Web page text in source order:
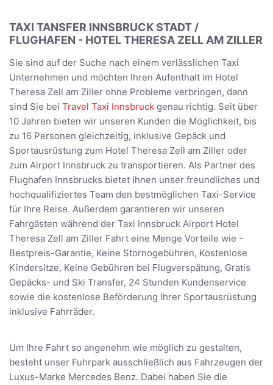
TAXI TANSFER INNSBRUCK STADT /
FLUGHAFEN - HOTEL THERESA ZELL AM ZILLER
Sie sind auf der Suche nach einem verlässlichen Taxi
Unternehmen und möchten Ihren Aufenthalt im Hotel
Theresa Zell am Ziller ohne Probleme verbringen, dann
sind Sie bei Travel Taxi Innsbruck genau richtig. Seit über
10 Jahren bieten wir unseren Kunden die Möglichkeit, bis
zu 16 Personen gleichzeitig, inklusive Gepäck und
Sportausrüstung zum Hotel Theresa Zell am Ziller oder
zum Airport Innsbruck zu transportieren. Als Partner des
Flughafen Innsbrucks bietet Ihnen unser freundliches und
hochqualifiziertes Team den bestmöglichen Taxi-Service
für Ihre Reise. Außerdem garantieren wir unseren
Fahrgästen während der Taxi Innsbruck Airport Hotel
Theresa Zell am Ziller Fahrt eine Menge Vorteile wie -
Bestpreis-Garantie, Keine Stornogebühren, Kostenlose
Kindersitze, Keine Gebühren bei Flugverspätung, Gratis
Gepäcks- und Ski Transfer, 24 Stunden Kundenservice
sowie die kostenlose Beförderung Ihrer Sportausrüstung
inklusive Fahrräder.
Um Ihre Fahrt so angenehm wie möglich zu gestalten,
besteht unser Fuhrpark ausschließlich aus Fahrzeugen der
Luxus-Marke Mercedes Benz. Dabei haben Sie die